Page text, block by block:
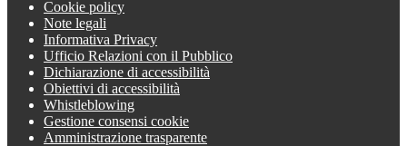
Cookie policy
Note legali
Informativa Privacy
Ufficio Relazioni con il Pubblico
Dichiarazione di accessibilità
Obiettivi di accessibilità
Whistleblowing
Gestione consensi cookie
Amministrazione trasparente